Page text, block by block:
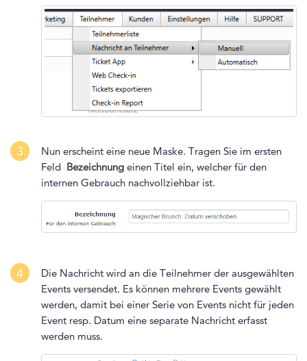
3
Nun erscheint eine neue Maske. Tragen Sie im ersten
Feld Bezeichnung einen Titel ein, welcher für den
internen Gebrauch nachvollziehbar ist.
4
Die Nachricht wird an die Teilnehmer der ausgewählten
Events versendet. Es können mehrere Events gewählt
werden, damit bei einer Serie von Events nicht für jeden
Event resp. Datum eine separate Nachricht erfasst
werden muss.